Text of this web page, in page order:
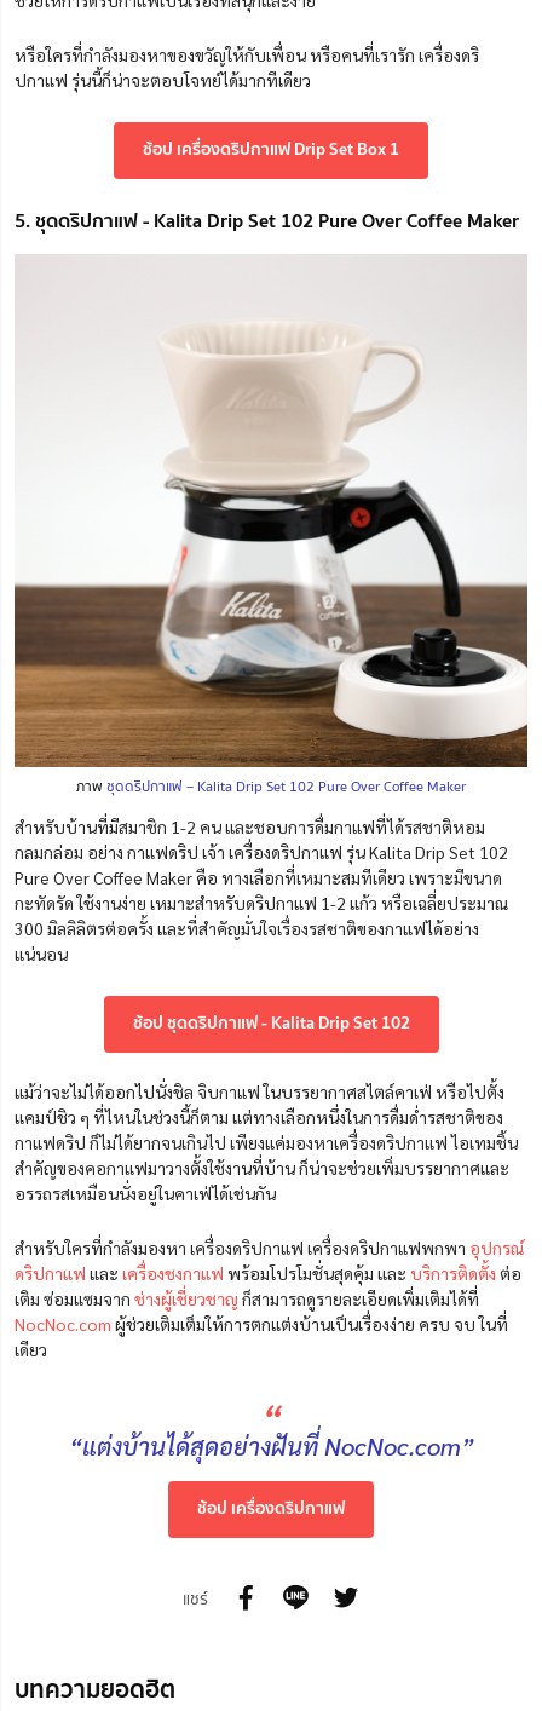
หรือใครที่กำลังมองหาของขวัญให้กับเพื่อน หรือคนที่เรารัก เครื่องดริ
ปกาแฟ รุ่นนี้ก็น่าจะตอบโจทย์ได้มากทีเดียว
ช้อป เครื่องดริปกาแฟ Drip Set Box 1
5. ชุดดริปกาแฟ - Kalita Drip Set 102 Pure Over Coffee Maker
ภาพ ชุดดริปกาแฟ – Kalita Drip Set 102 Pure Over Coffee Maker
สำหรับบ้านที่มีสมาชิก 1-2 คน และชอบการดื่มกาแฟที่ได้รสชาติหอม
กลมกล่อม อย่าง กาแฟดริป เจ้า เครื่องดริปกาแฟ รุ่น Kalita Drip Set 102
Pure Over Coffee Maker คือ ทางเลือกที่เหมาะสมทีเดียว เพราะมีขนาด
กะทัดรัด ใช้งานง่าย เหมาะสำหรับดริปกาแฟ 1-2 แก้ว หรือเฉลี่ยประมาณ
300 มิลลิลิตรต่อครั้ง และที่สำคัญมั่นใจเรื่องรสชาติของกาแฟได้อย่าง
แน่นอน
ช้อป ชุดดริปกาแฟ - Kalita Drip Set 102
แม้ว่าจะไม่ได้ออกไปนั่งชิล จิบกาแฟ ในบรรยากาศสไตล์คาเฟ่ หรือไปตั้ง
แคมป์ชิว ๆ ที่ไหนในช่วงนี้ก็ตาม แต่ทางเลือกหนึ่งในการดื่มด่ำรสชาติของ
กาแฟดริป ก็ไม่ได้ยากจนเกินไป เพียงแค่มองหาเครื่องดริปกาแฟ ไอเทมชิ้น
สำคัญของคอกาแฟมาวางตั้งใช้งานที่บ้าน ก็น่าจะช่วยเพิ่มบรรยากาศและ
อรรถรสเหมือนนั่งอยู่ในคาเฟ่ได้เช่นกัน
สำหรับใครที่กำลังมองหา เครื่องดริปกาแฟ เครื่องดริปกาแฟพกพา อุปกรณ์
ดริปกาแฟ และ เครื่องชงกาแฟ พร้อมโปรโมชั่นสุดคุ้ม และ บริการติดตั้ง ต่อ
เติม ซ่อมแซมจาก ช่างผู้เชี่ยวชาญ ก็สามารถดูรายละเอียดเพิ่มเติมได้ที่
NocNoc.com ผู้ช่วยเติมเต็มให้การตกแต่งบ้านเป็นเรื่องง่าย ครบ จบ ในที่
เดียว
“
“แต่งบ้านได้สุดอย่างฝันที่ NocNoc.com”
ช้อป เครื่องดริปกาแฟ
แชร์
บทความยอดฮิต